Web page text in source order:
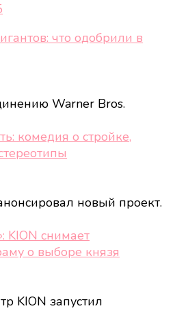
что одобрили в
Warner Bros.
комедия о стройке,
новый проект.
KION снимает
о выборе князя
KION запустил